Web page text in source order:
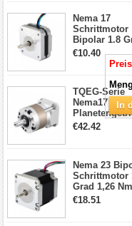
Nema 17
Schrittmotor
Bipolar 1.8
8.7Ncm 1A
Draden
€10.40
TQEG-Serie
Nema17
10:1 Spiel
€42.42
Nema 23
Schrittmotor
Grad 1,26
2,5V 4 Drähte
€18.51
In